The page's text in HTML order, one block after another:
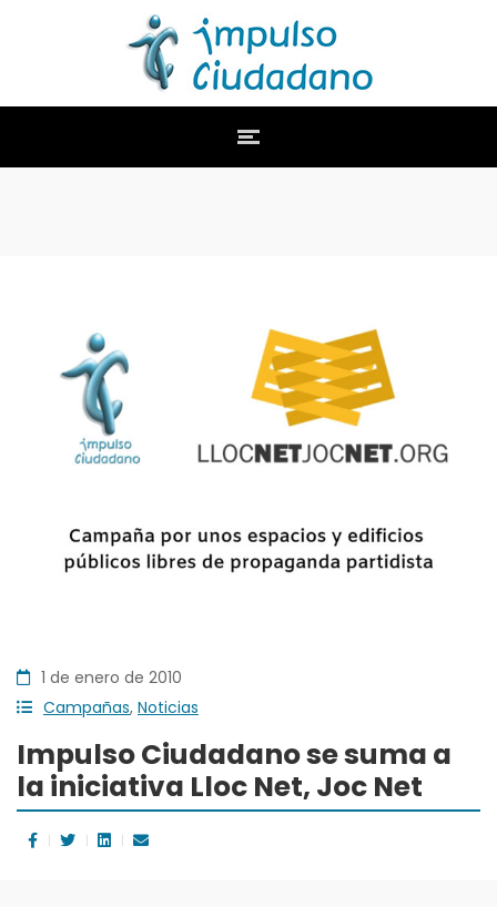
1 de enero de 2010
Campañas, Noticias
Impulso Ciudadano se suma a
la iniciativa Lloc Net, Joc Net